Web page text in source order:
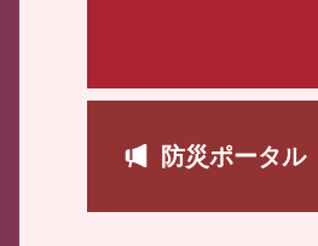
防災ポータル